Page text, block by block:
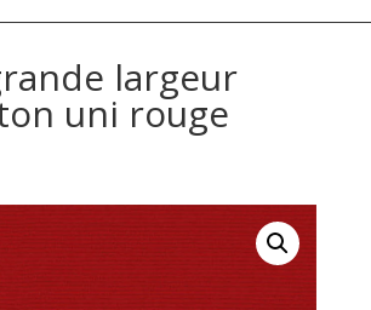
largeur
uni rouge